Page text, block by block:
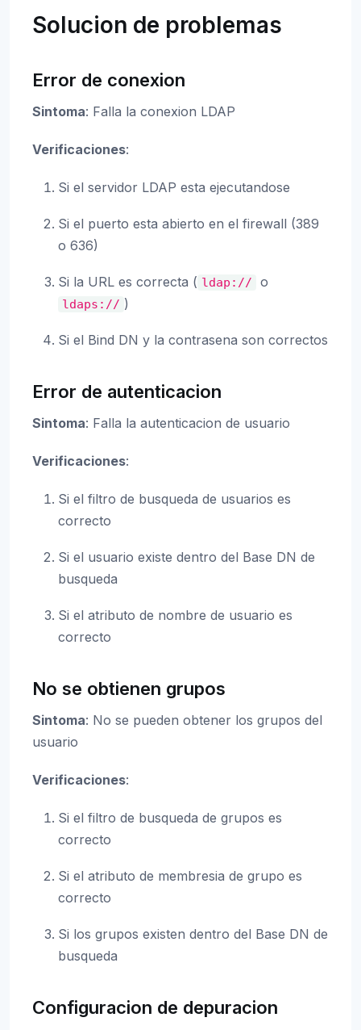
Solucion de problemas
Error de conexion
Sintoma: Falla la conexion LDAP
Verificaciones:
Si el servidor LDAP esta ejecutandose
Si el puerto esta abierto en el firewall (389
o 636)
Si la URL es correcta ( ldap:// o
ldaps:// )
Si el Bind DN y la contrasena son correctos
Error de autenticacion
Sintoma: Falla la autenticacion de usuario
Verificaciones:
Si el filtro de busqueda de usuarios es
correcto
Si el usuario existe dentro del Base DN de
busqueda
Si el atributo de nombre de usuario es
correcto
No se obtienen grupos
Sintoma: No se pueden obtener los grupos del
usuario
Verificaciones:
Si el filtro de busqueda de grupos es
correcto
Si el atributo de membresia de grupo es
correcto
Si los grupos existen dentro del Base DN de
busqueda
Configuracion de depuracion